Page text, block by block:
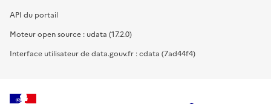
API du portail
Moteur open source : udata (17.2.0)
Interface utilisateur de data.gouv.fr : cdata (7ad44f4)